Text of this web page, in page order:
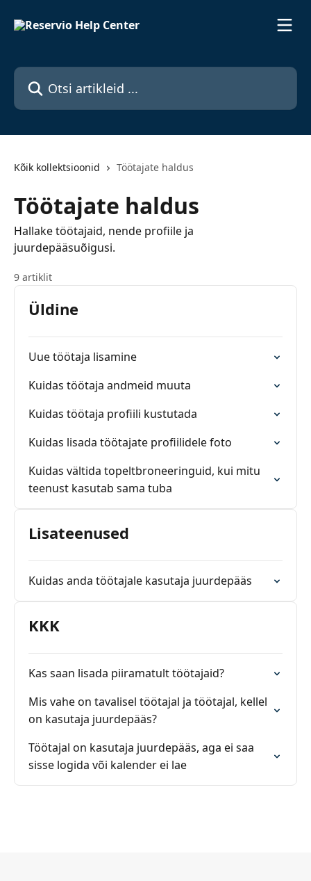
Otsi artikleid ...
Kõik kollektsioonid Töötajate haldus
Töötajate haldus
Hallake töötajaid, nende profiile ja
juurdepääsuõigusi.
9 artiklit
Üldine
Uue töötaja lisamine
Kuidas töötaja andmeid muuta
Kuidas töötaja profiili kustutada
Kuidas lisada töötajate profiilidele foto
Kuidas vältida topeltbroneeringuid, kui mitu
teenust kasutab sama tuba
Lisateenused
Kuidas anda töötajale kasutaja juurdepääs
KKK
Kas saan lisada piiramatult töötajaid?
Mis vahe on tavalisel töötajal ja töötajal, kellel
on kasutaja juurdepääs?
Töötajal on kasutaja juurdepääs, aga ei saa
sisse logida või kalender ei lae